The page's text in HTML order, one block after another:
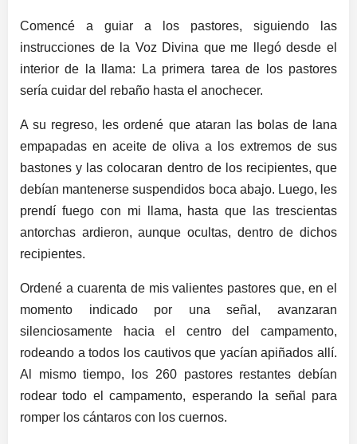
Comencé a guiar a los pastores, siguiendo las
instrucciones de la Voz Divina que me llegó desde el
interior de la llama: La primera tarea de los pastores
sería cuidar del rebaño hasta el anochecer.
A su regreso, les ordené que ataran las bolas de lana
empapadas en aceite de oliva a los extremos de sus
bastones y las colocaran dentro de los recipientes, que
debían mantenerse suspendidos boca abajo. Luego, les
prendí fuego con mi llama, hasta que las trescientas
antorchas ardieron, aunque ocultas, dentro de dichos
recipientes.
Ordené a cuarenta de mis valientes pastores que, en el
momento indicado por una señal, avanzaran
silenciosamente hacia el centro del campamento,
rodeando a todos los cautivos que yacían apiñados allí.
Al mismo tiempo, los 260 pastores restantes debían
rodear todo el campamento, esperando la señal para
romper los cántaros con los cuernos.